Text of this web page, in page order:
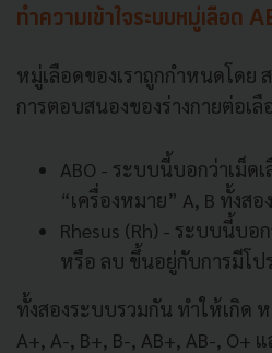
ทำความเข้าใจระบบหมู่เลือด
หมู่เลือดของเราถูกกำหนดโดย
การตอบสนองของร่างกายต่อเลื
ABO - ระบบนี้บอกว่าเม็ด
“เครื่องหมาย” A, B ทั้งสอ
Rhesus (Rh) - ระบบนี้บอ
หรือ ลบ ขึ้นอยู่กับการมีโป
ทั้งสองระบบรวมกัน ทำให้เกิด
A+, A-, B+, B-, AB+, AB-, O+